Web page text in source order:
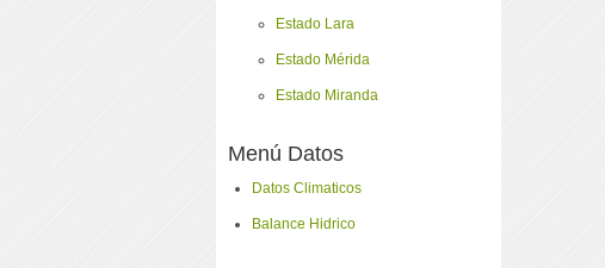
Estado Lara
Estado Mérida
Estado Miranda
Menú Datos
Datos Climaticos
Balance Hidrico